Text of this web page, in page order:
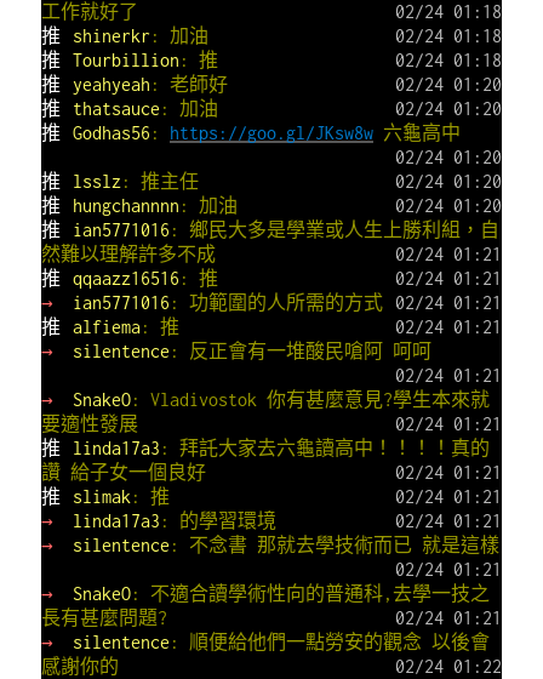
工作就好了
02/24 01:18
推
shinerkr : 加油
02/24 01:18
推
Tourbillion : 推
02/24 01:18
推
yeahyeah : 老師好
02/24 01:20
推
thatsauce : 加油
02/24 01:20
推
Godhas56 : https://goo.gl/JKsw8w 六龜高中
02/24 01:20
推
lsslz: 推主任
02/24 01:20
推
hungchannnn : 加油
02/24 01:20
推
ian5771016 : 鄉民大多是學業或人生上勝利組，自
然難以理解許多不成
02/24 01:21
推
qqaazz16516 : 推
02/24 01:21
→
ian5771016 : 功範圍的人所需的方式
02/24 01:21
推
alfiema: 推
02/24 01:21
→
silentence : 反正會有一堆酸民嗆阿 呵呵
02/24 01:21
→
SnakeO: Vladivostok 你有甚麼意見?學生本來就
要適性發展
02/24 01:21
推
linda17a3 : 拜託大家去六龜讀高中！！！！真的
讚 給子女一個良好
02/24 01:21
推
slimak: 推
02/24 01:21
→
linda17a3 : 的學習環境
02/24 01:21
→
silentence : 不念書 那就去學技術而已 就是這樣
02/24 01:21
→
SnakeO: 不適合讀學術性向的普通科,去學一技之
長有甚麼問題?
02/24 01:21
→
silentence : 順便給他們一點勞安的觀念 以後會
感謝你的
02/24 01:22